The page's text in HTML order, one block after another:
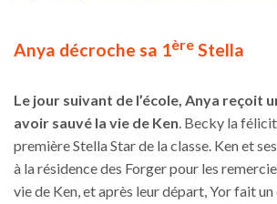
Anya décroche sa 1ère Stella
Le jour suivant de l’école, Anya reçoit
avoir sauvé la vie de Ken. Becky la
première Stella Star de la classe. Ken et
à la résidence des Forger pour les
vie de Ken, et après leur départ, Yor fait